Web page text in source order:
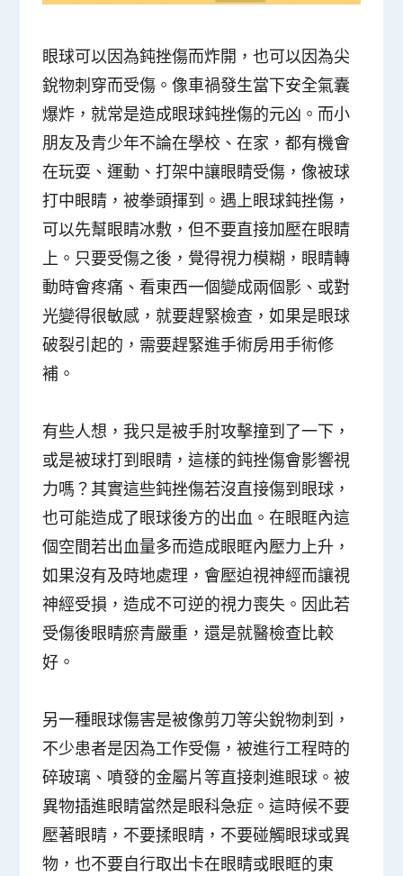
眼球可以因為鈍挫傷而炸開，也可以因為尖
銳物刺穿而受傷。像車禍發生當下安全氣囊
爆炸，就常是造成眼球鈍挫傷的元凶。而小
朋友及青少年不論在學校、在家，都有機會
在玩耍、運動、打架中讓眼睛受傷，像被球
打中眼睛，被拳頭揮到。遇上眼球鈍挫傷，
可以先幫眼睛冰敷，但不要直接加壓在眼睛
上。只要受傷之後，覺得視力模糊，眼睛轉
動時會疼痛、看東西一個變成兩個影、或對
光變得很敏感，就要趕緊檢查，如果是眼球
破裂引起的，需要趕緊進手術房用手術修
補。
有些人想，我只是被手肘攻擊撞到了一下，
或是被球打到眼睛，這樣的鈍挫傷會影響視
力嗎？其實這些鈍挫傷若沒直接傷到眼球，
也可能造成了眼球後方的出血。在眼眶內這
個空間若出血量多而造成眼眶內壓力上升，
如果沒有及時地處理，會壓迫視神經而讓視
神經受損，造成不可逆的視力喪失。因此若
受傷後眼睛瘀青嚴重，還是就醫檢查比較
好。
另一種眼球傷害是被像剪刀等尖銳物刺到，
不少患者是因為工作受傷，被進行工程時的
碎玻璃、噴發的金屬片等直接刺進眼球。被
異物插進眼睛當然是眼科急症。這時候不要
壓著眼睛，不要揉眼睛，不要碰觸眼球或異
物，也不要自行取出卡在眼睛或眼眶的東